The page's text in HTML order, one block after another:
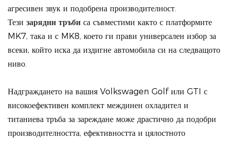
агресивен звук и подобрена производителност.
Тези зарядни тръби са съвместими както с платформите
MK7, така и с MK8, което ги прави универсален избор за
всеки, който иска да издигне автомобила си на следващото
ниво.
Надграждането на вашия Volkswagen Golf или GTI с
високоефективен комплект междинен охладител и
титаниева тръба за зареждане може драстично да подобри
производителността, ефективността и цялостното